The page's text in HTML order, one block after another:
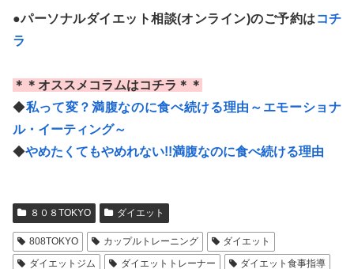
●パーソナルダイエット相談(オンライン)のご予約は コチ
ラ
＊＊オススメコラムはコチラ＊＊
◆私って変？満腹なのに食べ続ける理由～エモーショナ
ル・イーティング～
◆やめたくてもやめれない!!満腹なのに食べ続ける理由
８０８TOKYO ダイエット
808TOKYO カップルトレーニング
ダイエット
ダイエットジム
ダイエットトレーナー
ダイエット食事指導